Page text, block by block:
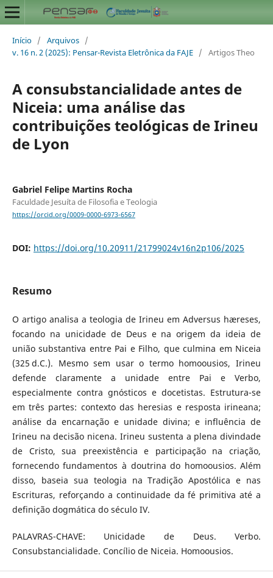
Início / Arquivos /
v. 16 n. 2 (2025): Pensar-Revista Eletrônica da FAJE / Artigos Theo
A consubstancialidade antes de
Niceia: uma análise das
contribuições teológicas de Irineu
de Lyon
Gabriel Felipe Martins Rocha
Faculdade Jesuíta de Filosofia e Teologia
https://orcid.org/0009-0000-6973-6567
DOI: https://doi.org/10.20911/21799024v16n2p106/2025
Resumo
O artigo analisa a teologia de Irineu em Adversus hæreses,
focando na unicidade de Deus e na origem da ideia de
união substantiva entre Pai e Filho, que culmina em Niceia
(325 d.C.). Mesmo sem usar o termo homoousios, Irineu
defende claramente a unidade entre Pai e Verbo,
especialmente contra gnósticos e docetistas. Estrutura-se
em três partes: contexto das heresias e resposta irineana;
análise da encarnação e unidade divina; e influência de
Irineu na decisão nicena. Irineu sustenta a plena divindade
de Cristo, sua preexistência e participação na criação,
fornecendo fundamentos à doutrina do homoousios. Além
disso, baseia sua teologia na Tradição Apostólica e nas
Escrituras, reforçando a continuidade da fé primitiva até a
definição dogmática do século IV.
PALAVRAS-CHAVE: Unicidade de Deus. Verbo.
Consubstancialidade. Concílio de Niceia. Homoousios.